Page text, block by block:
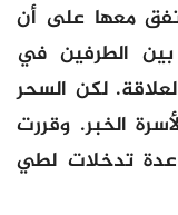
معها على أن
الطرفين في
لكن السحر
الخبر. وقررت
تدخلات لطي